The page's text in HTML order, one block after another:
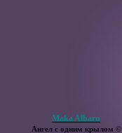
Maka Albarn
Ангел с одним крылом ©